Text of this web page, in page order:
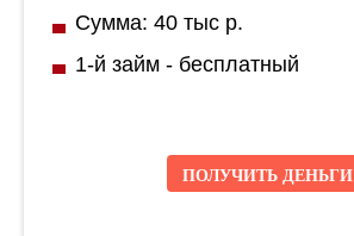
Сумма: 40 тыс р.
1-й займ - бесплатный
ПОЛУЧИТЬ ДЕНЬГИ